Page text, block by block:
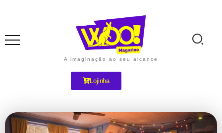
A imaginação ao seu alcance
Lojinha